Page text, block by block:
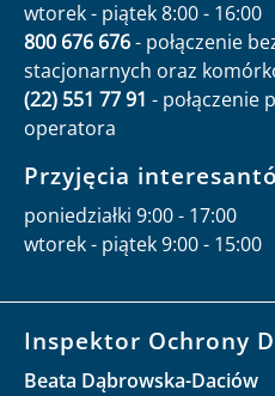
wtorek - piątek 8:00 - 16:00
800 676 676- połączenie
stacjonarnych oraz
(22) 551 77 91 - połączenie
operatora
Przyjęcia
poniedziałki 9:00 - 17:00
wtorek - piątek 9:00 - 15:00
Inspektor Ochrony
Beata Dąbrowska-Daciów